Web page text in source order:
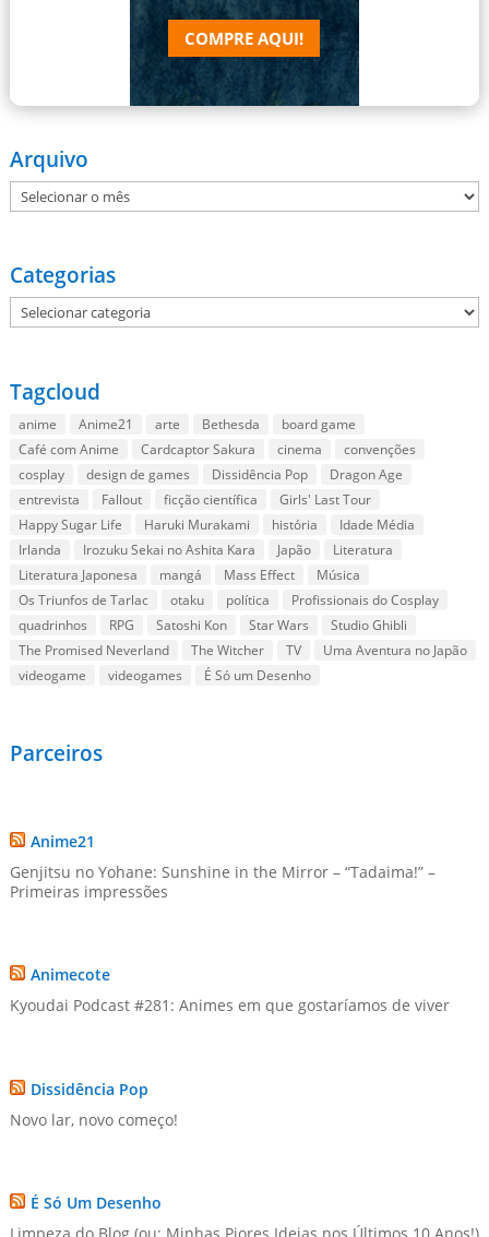
COMPRE AQUI!
Arquivo
Arquivo
Categorias
Categorias
Tagcloud
anime Anime21 arte Bethesda
board game
Café com Anime
Cardcaptor Sakura cinema
convenções
cosplay
design de games Dissidência Pop
Dragon Age
entrevista
Fallout ficção científica
Girls' Last Tour
Happy Sugar Life
Haruki Murakami história
Idade Média
Irlanda
Irozuku Sekai no Ashita Kara Japão
Literatura
Literatura Japonesa
mangá Mass Effect
Música
Os Triunfos de Tarlac
otaku política
Profissionais do Cosplay
quadrinhos
RPG Satoshi Kon Star Wars
Studio Ghibli
The Promised Neverland
The Witcher TV
Uma Aventura no Japão
videogame
videogames É Só um Desenho
Parceiros
Anime21
Genjitsu no Yohane: Sunshine in the Mirror – “Tadaima!” –
Primeiras impressões
Animecote
Kyoudai Podcast #281: Animes em que gostaríamos de viver
Dissidência Pop
Novo lar, novo começo!
É Só Um Desenho